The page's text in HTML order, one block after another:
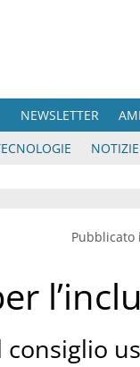
NEWSLETTER
Pubblicato